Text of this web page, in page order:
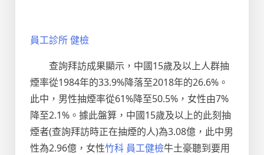
員工診所 健檢
查詢拜訪成果顯示，中國15歲及以上人群抽
煙率從1984年的33.9%降落至2018年的26.6%。
此中，男性抽煙率從61%降至50.5%，女性由7%
降至2.1%。據此盤算，中國15歲及以上的此刻抽
煙者(查詢拜訪時正在抽煙的人)為3.08億，此中男
性為2.96億，女性竹科 員工健檢牛土豪聽到要用